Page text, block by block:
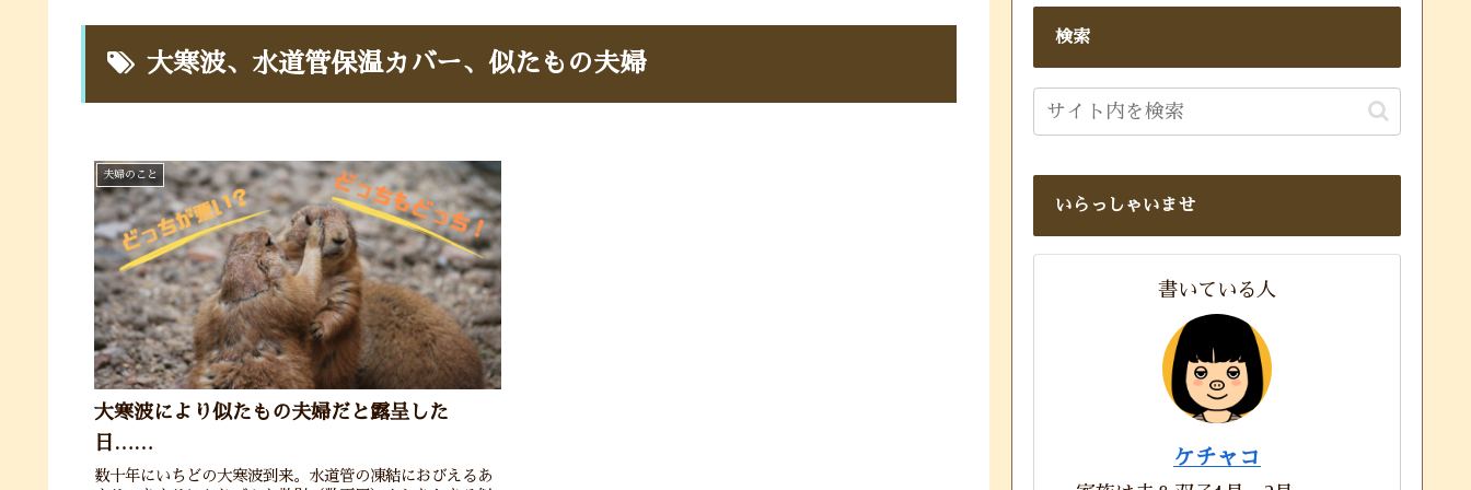
大寒波、水道管保温カバー、似たもの夫婦
夫婦のこと
大寒波により似たもの夫婦だと露呈した
日……
数十年にいちどの大寒波到来。水道管の凍結におびえるあ
検索
いらっしゃいませ
書いている人
ケチャコ